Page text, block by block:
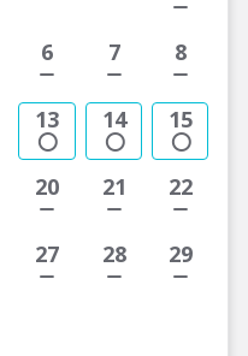
6 7 8
13 14 15
20 21 22
27 28 29